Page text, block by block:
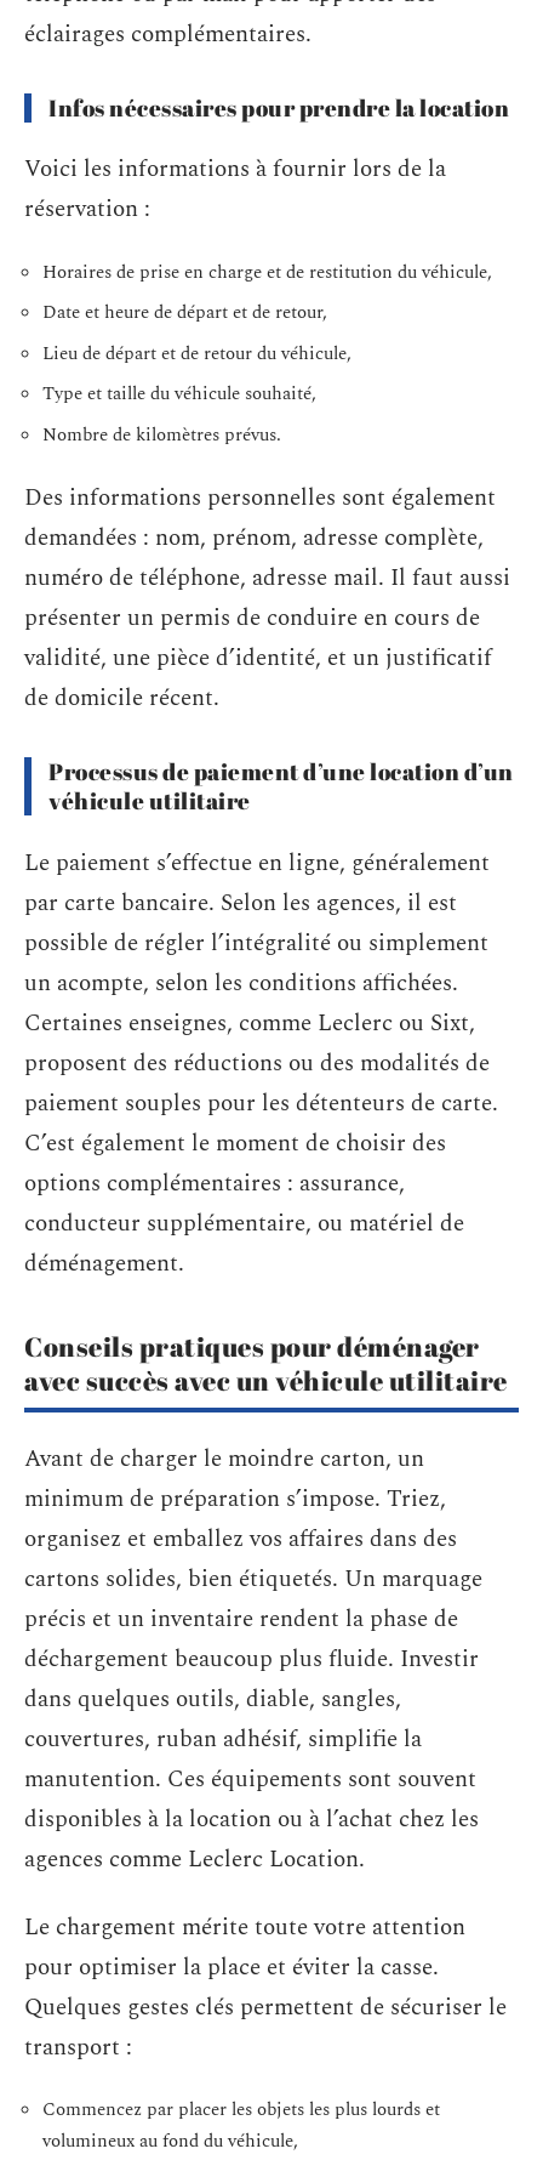
éclairages complémentaires.
Infos nécessaires pour prendre la location
Voici les informations à fournir lors de la
réservation :
Horaires de prise en charge et de restitution du véhicule,
Date et heure de départ et de retour,
Lieu de départ et de retour du véhicule,
Type et taille du véhicule souhaité,
Nombre de kilomètres prévus.
Des informations personnelles sont également
demandées : nom, prénom, adresse complète,
numéro de téléphone, adresse mail. Il faut aussi
présenter un permis de conduire en cours de
validité, une pièce d’identité, et un justificatif
de domicile récent.
Processus de paiement d’une location d’un
véhicule utilitaire
Le paiement s’effectue en ligne, généralement
par carte bancaire. Selon les agences, il est
possible de régler l’intégralité ou simplement
un acompte, selon les conditions affichées.
Certaines enseignes, comme Leclerc ou Sixt,
proposent des réductions ou des modalités de
paiement souples pour les détenteurs de carte.
C’est également le moment de choisir des
options complémentaires : assurance,
conducteur supplémentaire, ou matériel de
déménagement.
Conseils pratiques pour déménager
avec succès avec un véhicule utilitaire
Avant de charger le moindre carton, un
minimum de préparation s’impose. Triez,
organisez et emballez vos affaires dans des
cartons solides, bien étiquetés. Un marquage
précis et un inventaire rendent la phase de
déchargement beaucoup plus fluide. Investir
dans quelques outils, diable, sangles,
couvertures, ruban adhésif, simplifie la
manutention. Ces équipements sont souvent
disponibles à la location ou à l’achat chez les
agences comme Leclerc Location.
Le chargement mérite toute votre attention
pour optimiser la place et éviter la casse.
Quelques gestes clés permettent de sécuriser le
transport :
Commencez par placer les objets les plus lourds et
volumineux au fond du véhicule,